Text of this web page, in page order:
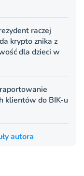
raczej
krypto znika z
dla dzieci w
klientów do BIK-u
autora